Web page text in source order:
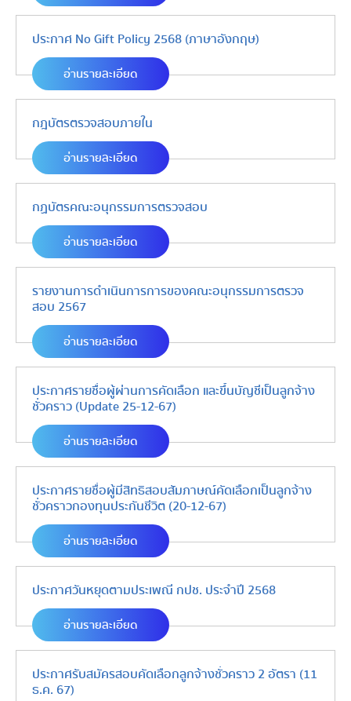
ประกาศ No Gift Policy 2568 (ภาษาอังกฤษ)
อ่านรายละเอียด
กฎบัตรตรวจสอบภายใน
อ่านรายละเอียด
กฏบัตรคณะอนุกรรมการตรวจสอบ
อ่านรายละเอียด
รายงานการดำเนินการการของคณะอนุกรรมการตรวจ
สอบ 2567
อ่านรายละเอียด
ประกาศรายชื่อผู้ผ่านการคัดเลือก และขึ้นบัญชีเป็นลูกจ้าง
ชั่วคราว (Update 25-12-67)
อ่านรายละเอียด
ประกาศรายชื่อผู้มีสิทธิสอบสัมภาษณ์คัดเลือกเป็นลูกจ้าง
ชั่วคราวกองทุนประกันชีวิต (20-12-67)
อ่านรายละเอียด
ประกาศวันหยุดตามประเพณี กปช. ประจำปี 2568
อ่านรายละเอียด
ประกาศรับสมัครสอบคัดเลือกลูกจ้างชั่วคราว 2 อัตรา (11
ธ.ค. 67)